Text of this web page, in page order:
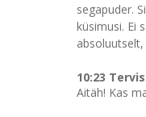
segapuder.
küsimusi. Ei
10:23
Aitäh! Kas